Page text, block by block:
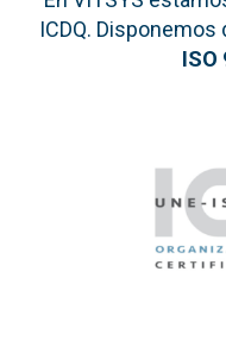
ICDQ.
ISO